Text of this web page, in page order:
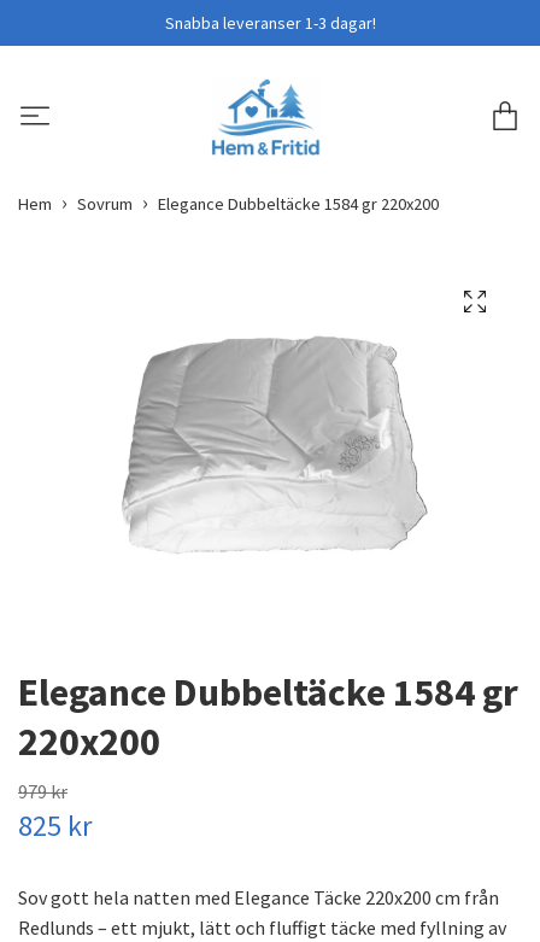
Snabba leveranser 1-3 dagar!
Hem Sovrum Elegance Dubbeltäcke 1584 gr 220x200
Elegance Dubbeltäcke 1584 gr
220x200
979 kr
825 kr
Sov gott hela natten med Elegance Täcke 220x200 cm från
Redlunds – ett mjukt, lätt och fluffigt täcke med fyllning av